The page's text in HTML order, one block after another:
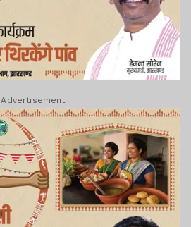
Advertisement